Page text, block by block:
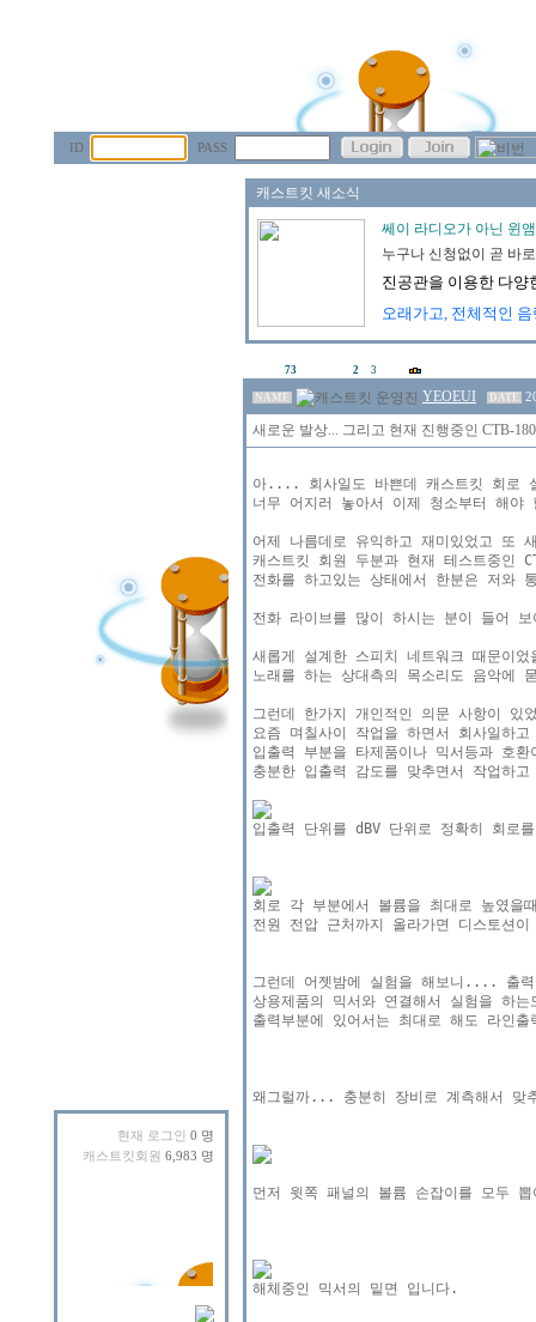
ID PASS
현재 로그인 0 명
캐스트킷회원 6,983 명
73 2 3
NAME YEOEUI DATE
새로운 발상... 그리고 현재 진행중인 CTB-
아.... 회사일도 바쁜데 캐스트킷 회로
너무 어지러 놓아서 이제 청소부터 해야
어제 나름데로 유익하고 재미있었고 또
캐스트킷 회원 두분과 현재 테스트중인
전화를 하고있는 상태에서 한분은 저와
전화 라이브를 많이 하시는 분이 들어
새롭게 설계한 스피치 네트워크 때문이
노래를 하는 상대측의 목소리도 음악에
그런데 한가지 개인적인 의문 사항이 있
요즘 며칠사이 작업을 하면서 회사일하
입출력 부분을 타제품이나 믹서등과 호
충분한 입출력 감도를 맞추면서 작업하
전원 전압 근처까지 올라가면 디스토션
그런데 어젯밤에 실험을 해보니.... 출
상용제품의 믹서와 연결해서 실험을 하
출력부분에 있어서는 최대로 해도 라인
왜그럴까... 충분히 장비로 계측해서 맞
먼저 윗쪽 패널의 볼륨 손잡이를 모두